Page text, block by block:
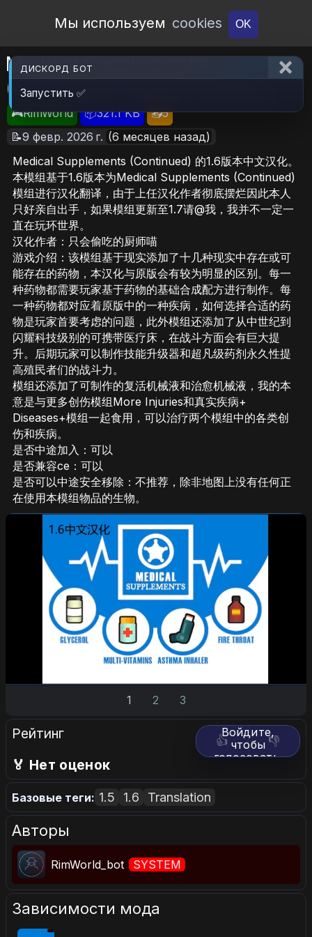
Open Workshop
Мы используем cookies OK
Medical Supplements
(Continued) 1.6医疗扩展汉化
🎮RimWorld 📦321.1 KB
📥5
📝9 февр. 2026 г. (6 месяцев назад)
Medical Supplements (Continued) 的1.6版本中文汉化。
本模组基于1.6版本为Medical Supplements (Continued)
模组进行汉化翻译，由于上任汉化作者彻底摆烂因此本人
只好亲自出手，如果模组更新至1.7请@我，我并不一定一
直在玩环世界。
汉化作者：只会偷吃的厨师喵
游戏介绍：该模组基于现实添加了十几种现实中存在或可
能存在的药物，本汉化与原版会有较为明显的区别。每一
种药物都需要玩家基于药物的基础合成配方进行制作。每
一种药物都对应着原版中的一种疾病，如何选择合适的药
物是玩家首要考虑的问题，此外模组还添加了从中世纪到
闪耀科技级别的可携带医疗床，在战斗方面会有巨大提
升。后期玩家可以制作技能升级器和超凡级药剂永久性提
高殖民者们的战斗力。
模组还添加了可制作的复活机械液和治愈机械液，我的本
意是与更多创伤模组More Injuries和真实疾病+
Diseases+模组一起食用，可以治疗两个模组中的各类创
伤和疾病。
是否中途加入：可以
是否兼容ce：可以
是否可以中途安全移除：不推荐，除非地图上没有任何正
在使用本模组物品的生物。
1 2 3
Рейтинг 👍 👎
Войдите,
чтобы
голосовать.
🏅 Нет оценок
Базовые теги: 1.5 1.6 Translation
Авторы
RimWorld_bot SYSTEM
Зависимости мода
ДИСКОРД БОТ
Запустить ✅